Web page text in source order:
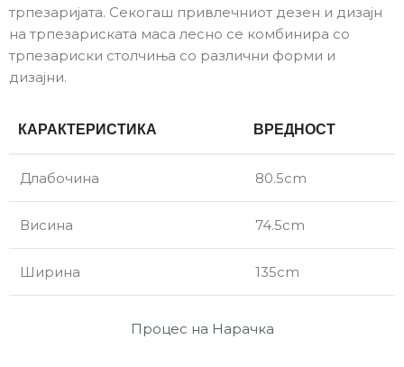
Процес на Нарачка
трпезаријата. Секогаш привлечниот дезен и дизајн
на трпезариската маса лесно се комбинира со
трпезариски столчиња со различни форми и
дизајни.
КАРАКТЕРИСТИКА ВРЕДНОСТ
Длабочина 80.5cm
Висина 74.5cm
Ширина 135cm